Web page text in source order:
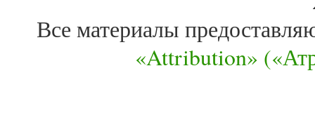
Все материалы
«Attribution»